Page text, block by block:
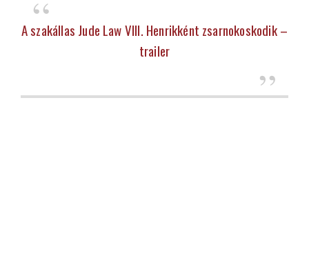
A szakállas Jude Law VIII. Henrikként zsarnokoskodik –
trailer